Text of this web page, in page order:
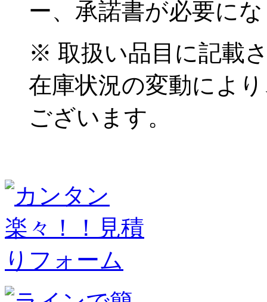
ー、承諾書が必要に
※ 取扱い品目に記載
在庫状況の変動によ
ございます。